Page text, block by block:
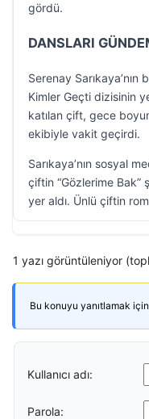
gördü.
DANSLARI
Serenay Sarıkaya’nın
Kimler Geçti dizisinin
katılan çift, gece
ekibiyle vakit geçirdi.
Sarıkaya’nın sosyal
çiftin “Gözlerime Bak”
yer aldı. Ünlü çiftin
1 yazı görüntüleniyor
Bu konuyu yanıtlamak için
Kullanıcı adı:
Parola: